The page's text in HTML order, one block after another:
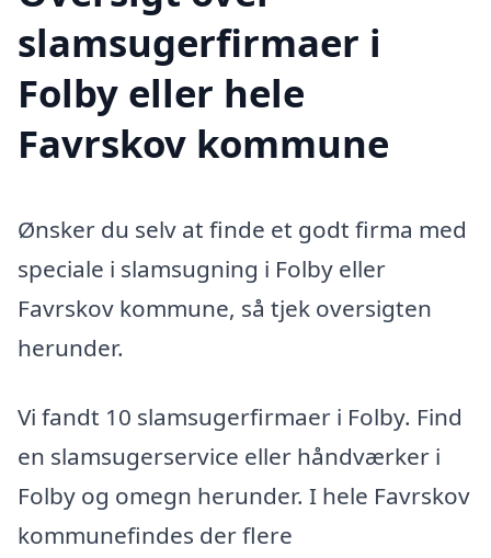
slamsugerfirmaer i
Folby eller hele
Favrskov kommune
Ønsker du selv at finde et godt firma med
speciale i slamsugning i Folby eller
Favrskov kommune, så tjek oversigten
herunder.
Vi fandt 10 slamsugerfirmaer i Folby. Find
en slamsugerservice eller håndværker i
Folby og omegn herunder. I hele Favrskov
kommunefindes der flere